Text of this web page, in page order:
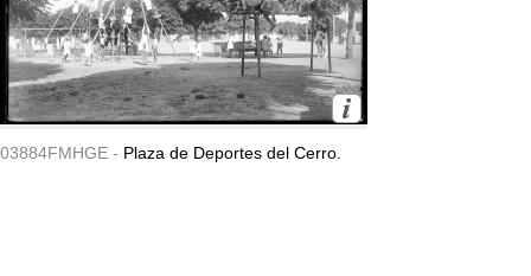
03884FMHGE - Plaza de Deportes del Cerro.